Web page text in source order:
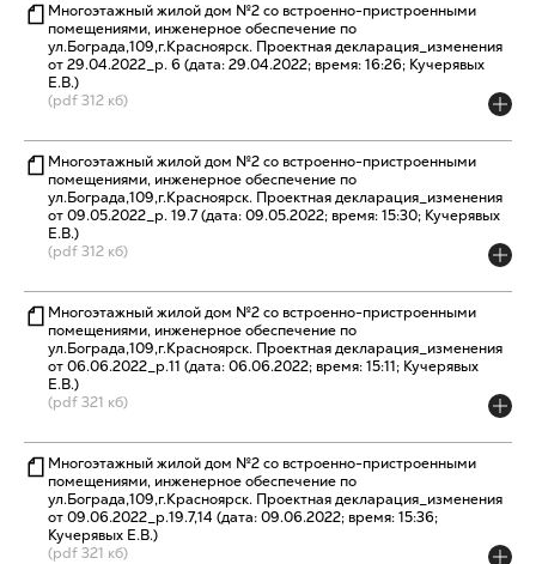
Многоэтажный жилой дом №2 со встроенно-пристроенными
помещениями, инженерное обеспечение по
ул.Бограда,109,г.Красноярск. Проектная декларация_изменения
от 29.04.2022_р. 6 (дата: 29.04.2022; время: 16:26; Кучерявых
Е.В.)
(pdf 312 кб)
Многоэтажный жилой дом №2 со встроенно-пристроенными
помещениями, инженерное обеспечение по
ул.Бограда,109,г.Красноярск. Проектная декларация_изменения
от 09.05.2022_р. 19.7 (дата: 09.05.2022; время: 15:30; Кучерявых
Е.В.)
(pdf 312 кб)
Многоэтажный жилой дом №2 со встроенно-пристроенными
помещениями, инженерное обеспечение по
ул.Бограда,109,г.Красноярск. Проектная декларация_изменения
от 06.06.2022_р.11 (дата: 06.06.2022; время: 15:11; Кучерявых
Е.В.)
(pdf 321 кб)
Многоэтажный жилой дом №2 со встроенно-пристроенными
помещениями, инженерное обеспечение по
ул.Бограда,109,г.Красноярск. Проектная декларация_изменения
от 09.06.2022_р.19.7,14 (дата: 09.06.2022; время: 15:36;
Кучерявых Е.В.)
(pdf 321 кб)